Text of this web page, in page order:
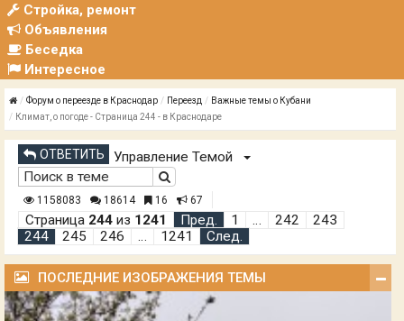
Стройка, ремонт
Объявления
Беседка
Интересное
Форум о переезде в Краснодар Переезд
Важные темы о Кубани
Климат, о погоде - Страница 244 - в Краснодаре
ОТВЕТИТЬ Управление Темой
1158083 18614 16 67
Страница 244 из 1241 Пред. 1 … 242
243
244
245 246 … 1241 След.
ПОСЛЕДНИЕ ИЗОБРАЖЕНИЯ ТЕМЫ